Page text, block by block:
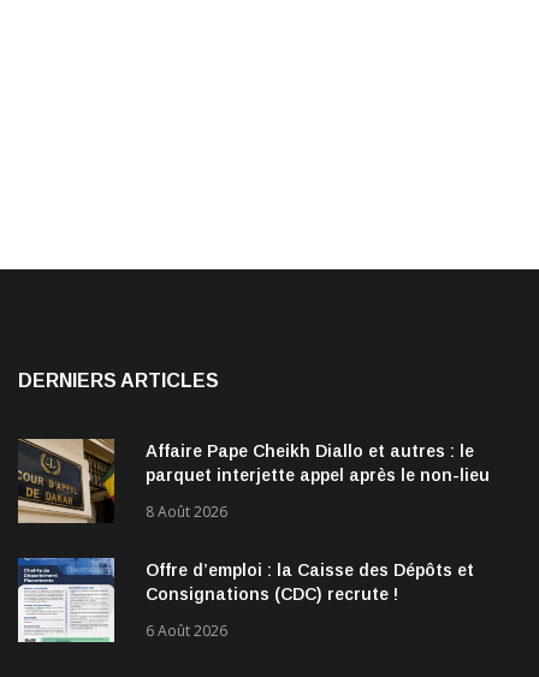
DERNIERS ARTICLES
Affaire Pape Cheikh Diallo et autres : le
parquet interjette appel après le non-lieu
8 Août 2026
Offre d’emploi : la Caisse des Dépôts et
Consignations (CDC) recrute !
6 Août 2026